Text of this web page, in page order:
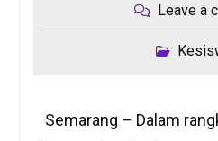
Leave a
Semarang – Dalam